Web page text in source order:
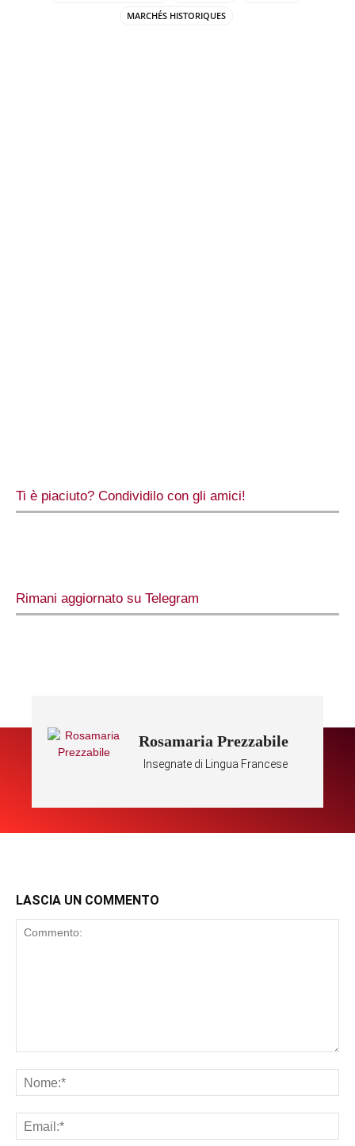
MARCHÉS HISTORIQUES
Ti è piaciuto? Condividilo con gli amici!
Rimani aggiornato su Telegram
Rosamaria Prezzabile
Insegnate di Lingua Francese
LASCIA UN COMMENTO